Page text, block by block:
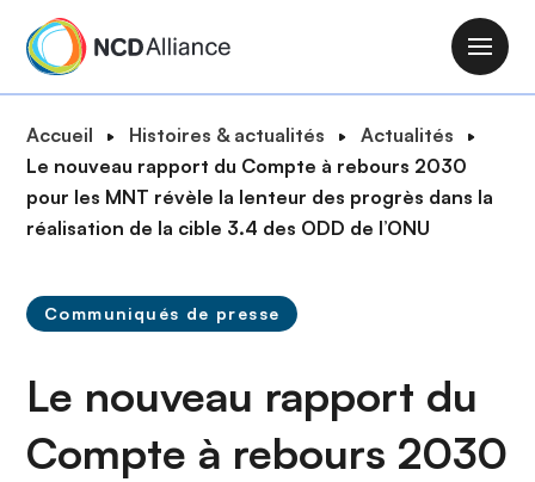
M
a
n
i
o
n
F
i
l
d
r
a
n
e
Accueil Histoires & actualités
Actualités
Le nouveau rapport du Compte à rebours 2030
pour les MNT révèle la lenteur des progrès dans la
réalisation de la cible 3.4 des ODD de l’ONU
Communiqués de presse
Le nouveau rapport du
Compte à rebours 2030